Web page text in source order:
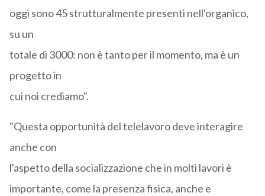
oggi sono 45 strutturalmente presenti nell'organico,
su un
totale di 3000: non è tanto per il momento, ma è un
progetto in
cui noi crediamo".
"Questa opportunità del telelavoro deve interagire
anche con
l'aspetto della socializzazione che in molti lavori è
importante, come la presenza fisica, anche e